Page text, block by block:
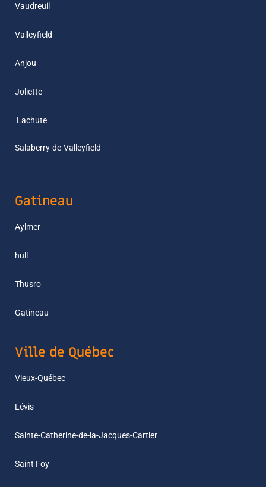
Vaudreuil
Valleyfield
Anjou
Joliette
L achute
Salaberry-de-Valleyfield
Gatineau
Aylmer
hull
Thusro
Gatineau
Ville de Québec
Vieux-Québec
Lévis
Sainte-Catherine-de-la-Jacques-Cartier
Saint Foy